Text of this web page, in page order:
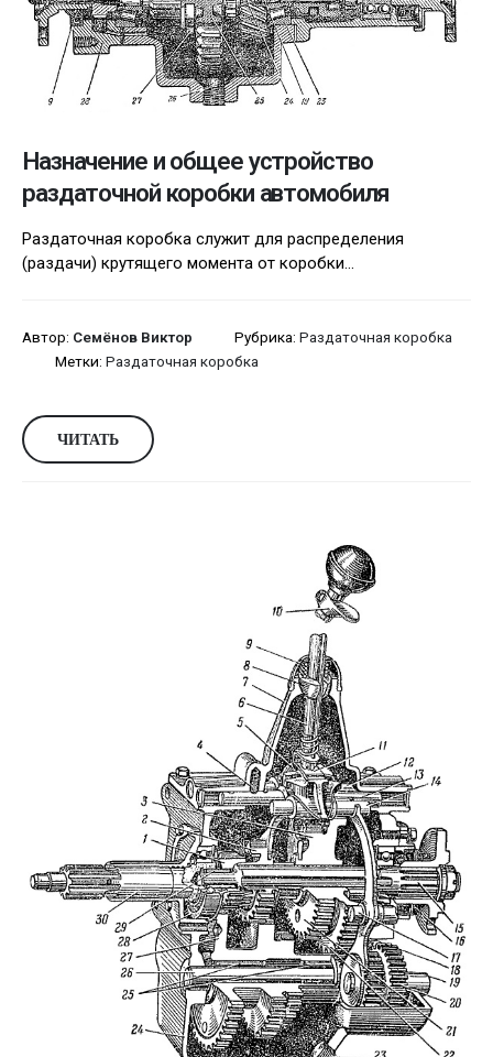
Назначение и общее устройство
раздаточной коробки автомобиля
Раздаточная коробка служит для распределения
(раздачи) крутящего момента от коробки...
Автор: Семёнов Виктор Рубрика: Раздаточная коробка
Метки: Раздаточная коробка
ЧИТАТЬ